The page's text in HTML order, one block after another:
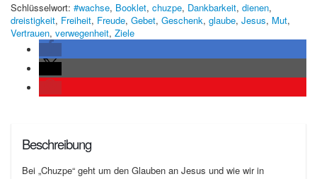
Schlüsselwort: #wachse, Booklet, chuzpe, Dankbarkeit, dienen,
dreistigkeit, Freiheit, Freude, Gebet, Geschenk, glaube, Jesus, Mut,
Vertrauen, verwegenheit, Ziele
Beschreibung
Bei „Chuzpe“ geht um den Glauben an Jesus und wie wir in